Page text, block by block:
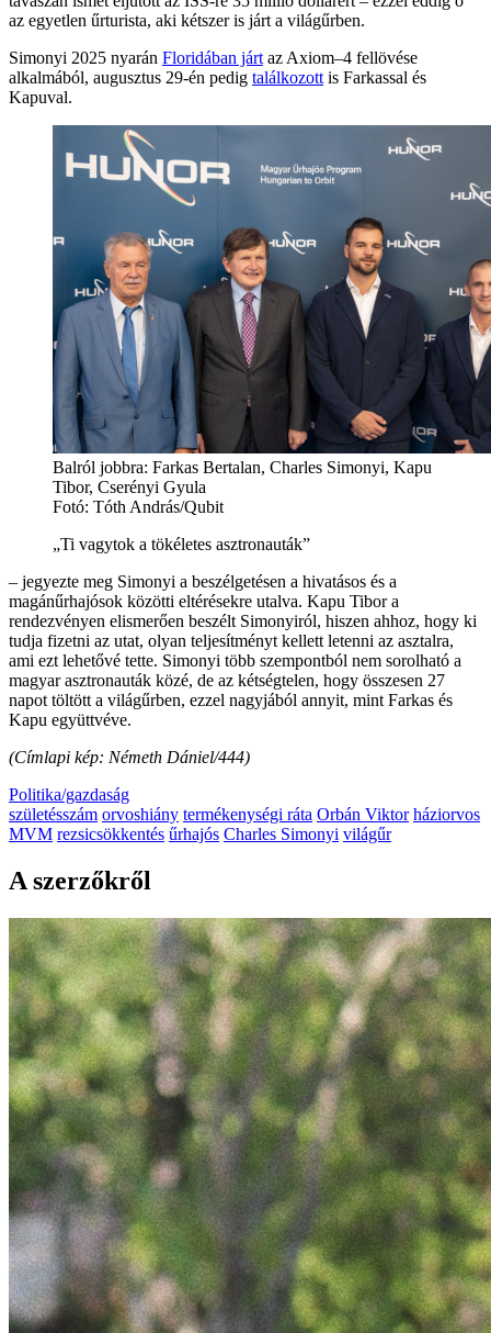
az egyetlen űrturista, aki kétszer is járt a világűrben.
Simonyi 2025 nyarán Floridában járt az Axiom–4 fellövése
alkalmából, augusztus 29-én pedig találkozott is Farkassal és
Kapuval.
Balról jobbra: Farkas Bertalan, Charles Simonyi, Kapu
Tibor, Cserényi Gyula
Fotó: Tóth András/Qubit
„Ti vagytok a tökéletes asztronauták”
– jegyezte meg Simonyi a beszélgetésen a hivatásos és a
magánűrhajósok közötti eltérésekre utalva. Kapu Tibor a
rendezvényen elismerően beszélt Simonyiról, hiszen ahhoz, hogy ki
tudja fizetni az utat, olyan teljesítményt kellett letenni az asztalra,
ami ezt lehetővé tette. Simonyi több szempontból nem sorolható a
magyar asztronauták közé, de az kétségtelen, hogy összesen 27
napot töltött a világűrben, ezzel nagyjából annyit, mint Farkas és
Kapu együttvéve.
(Címlapi kép: Németh Dániel/444)
Politika/gazdaság
születésszám orvoshiány termékenységi ráta Orbán Viktor háziorvos
MVM rezsicsökkentés űrhajós Charles Simonyi világűr
A szerzőkről